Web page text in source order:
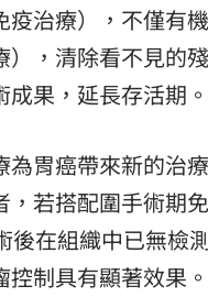
治療），不僅有
，清除看不見的
果，延長存活期。
胃癌帶來新的治
若搭配圍手術期
在組織中已無檢
制具有顯著效果